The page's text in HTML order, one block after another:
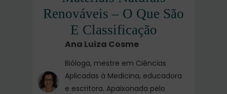
Renováveis – O Que São
E Classificação
Ana Luiza Cosme
Bióloga, mestre em Ciências
Aplicadas à Medicina, educadora
e escritora. Apaixonada pelo